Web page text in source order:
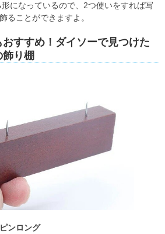
になっているので、2つ使いをすれば写
ることができますよ。
すすめ！ダイソーで見つけた
り棚
ンロング